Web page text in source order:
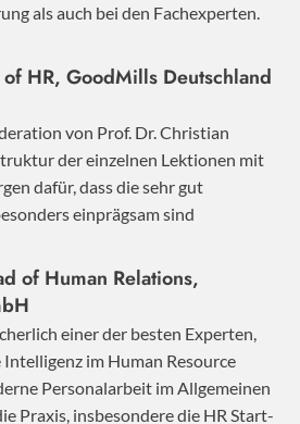
als auch bei den Fachexperten.
HR, GoodMills Deutschland
von Prof. Dr. Christian
der einzelnen Lektionen mit
dafür, dass die sehr gut
einprägsam sind
of Human Relations,
einer der besten Experten,
im Human Resource
Personalarbeit im Allgemeinen
Praxis, insbesondere die HR Start-